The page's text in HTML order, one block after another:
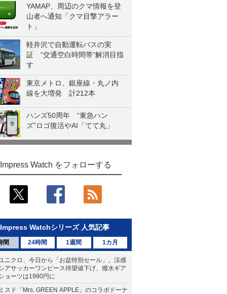
YAMAP、周辺のクマ情報を登
山者へ通知「クマ目撃アラー
ト」
軽井沢で自動運転バスの実
証 “交通空白時間帯”解消目指
す
東京メトロ、銀座線・丸ノ内
線を大増発 計212本
ハンズ50周年 “東急ハン
ズ”ロゴ復活やAI「てて丸」
Impress Watch をフォローする
Impress Watchシリーズ 人気記事
間 24時間 1週間 1カ月
ニクロ、今日から「お盆特別セール」。涼感
アサッカーワンピース待望値下げ、撥水ギア
ョーツは1990円に
スド「Mrs. GREEN APPLE」のコラボドーナ